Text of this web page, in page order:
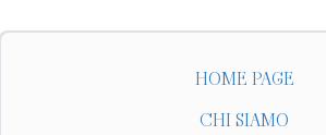
HOME PAGE
CHI SIAMO